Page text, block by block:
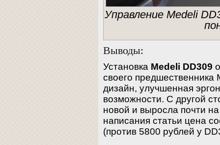
Управление Medeli
Выводы:
Установка Medeli DD309
своего предшественника
дизайн, улучшенная
возможности. С другой
новой и выросла почти
написания статьи цена
(против 5800 рублей у